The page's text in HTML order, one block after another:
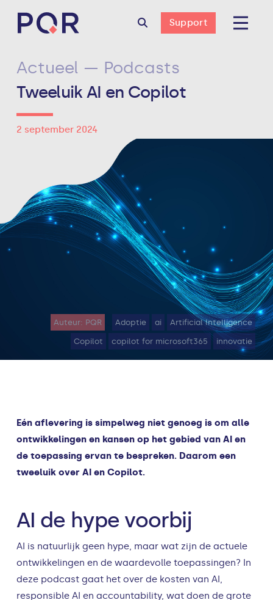
Support
Actueel — Podcasts
Tweeluik AI en Copilot
2 september 2024
Auteur: PQR Adoptie ai Artificial Intelligence
Copilot copilot for microsoft365 innovatie
Eén aflevering is simpelweg niet genoeg is om alle
ontwikkelingen en kansen op het gebied van AI en
de toepassing ervan te bespreken. Daarom een
tweeluik over AI en Copilot.
AI de hype voorbij
AI is natuurlijk geen hype, maar wat zijn de actuele
ontwikkelingen en de waardevolle toepassingen? In
deze podcast gaat het over de kosten van AI,
responsible AI en accountability, wat doen de grote